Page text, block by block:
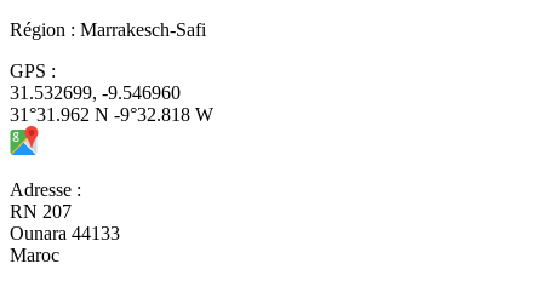
Région : Marrakesch-Safi
GPS :
31.532699, -9.546960
31°31.962 N -9°32.818 W
Adresse :
RN 207
Ounara 44133
Maroc